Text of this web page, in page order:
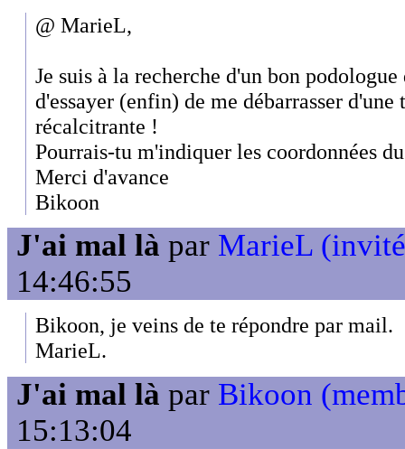
@ MarieL,
Je suis à la recherche d'un bon
d'essayer (enfin) de me débarrasser
récalcitrante !
Pourrais-tu m'indiquer les coordonnées
Merci d'avance
Bikoon
J'ai mal là par MarieL
14:46:55
Bikoon, je veins de te répondre par mail.
MarieL.
J'ai mal là par Bikoon
15:13:04